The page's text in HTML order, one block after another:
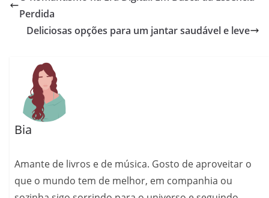
Perdida
Deliciosas opções para um jantar saudável e leve
Bia
Amante de livros e de música. Gosto de aproveitar o
que o mundo tem de melhor, em companhia ou